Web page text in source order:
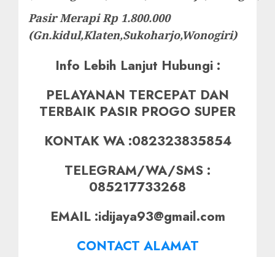
Pasir Merapi Rp 1.800.000
(Gn.kidul,Klaten,Sukoharjo,Wonogiri)
Info Lebih Lanjut Hubungi :
PELAYANAN TERCEPAT DAN
TERBAIK PASIR PROGO SUPER
KONTAK WA :082323835854
TELEGRAM/WA/SMS :
085217733268
EMAIL :idijaya93@gmail.com
CONTACT ALAMAT